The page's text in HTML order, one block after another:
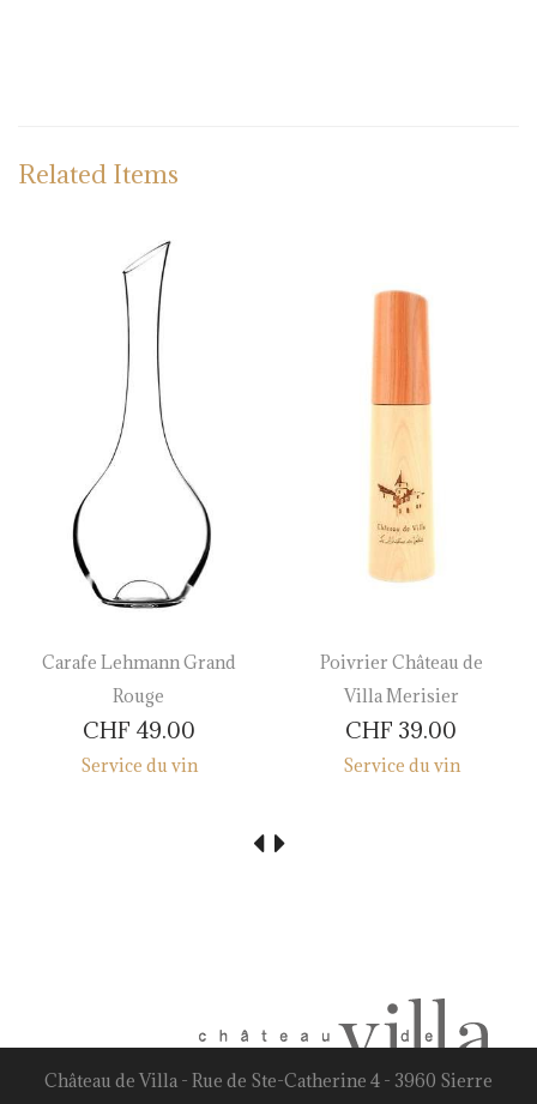
Related Items
Carafe Lehmann Grand
Rouge
CHF 49.00
Service du vin
Poivrier Château de
Villa Merisier
CHF 39.00
Service du vin
Château de Villa - Rue de Ste-Catherine 4 - 3960 Sierre